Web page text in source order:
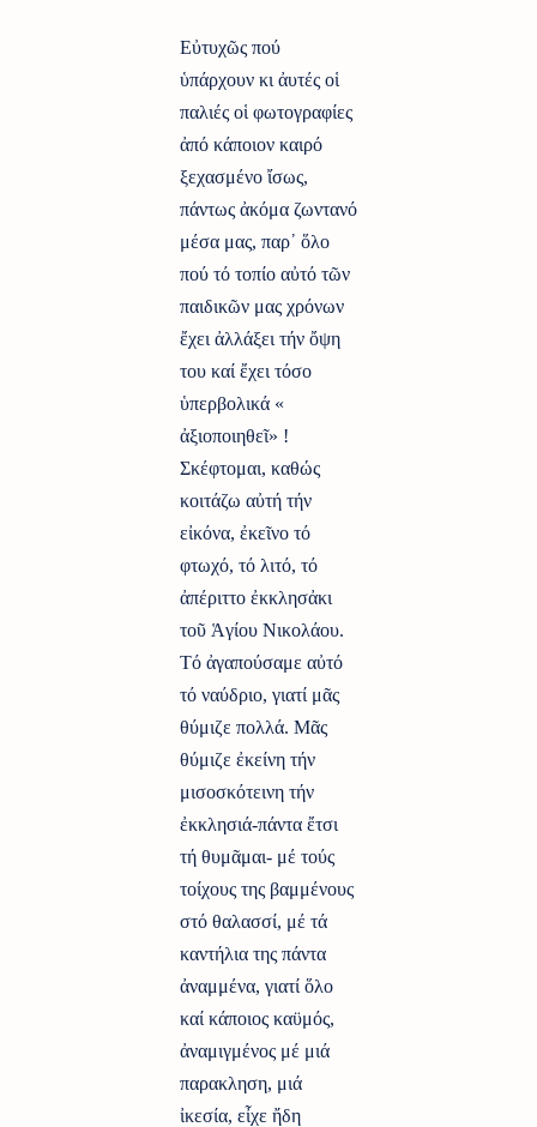
Εὐτυχῶς πού
ὑπάρχουν κι ἀυτές οἱ
παλιές οἱ φωτογραφίες
ἀπό κάποιον καιρό
ξεχασμένο ἴσως,
πάντως ἀκόμα ζωντανό
μέσα μας, παρ᾿ ὅλο
πού τό τοπίο αὐτό τῶν
παιδικῶν μας χρόνων
ἔχει ἀλλάξει τήν ὄψη
του καί ἔχει τόσο
ὑπερβολικά «
ἀξιοποιηθεῖ» !
Σκέφτομαι, καθώς
κοιτάζω αὐτή τήν
εἰκόνα, ἐκεῖνο τό
φτωχό, τό λιτό, τό
ἀπέριττο ἐκκλησἀκι
τοῦ Ἁγίου Νικολάου.
Τό ἀγαπούσαμε αὐτό
τό ναύδριο, γιατί μᾶς
θύμιζε πολλά. Μᾶς
θύμιζε ἐκείνη τήν
μισοσκότεινη τήν
ἐκκλησιά-πάντα ἔτσι
τή θυμᾶμαι- μέ τούς
τοίχους της βαμμένους
στό θαλασσί, μέ τά
καντήλια της πάντα
ἀναμμένα, γιατί ὅλο
καί κάποιος καϋμός,
ἀναμιγμένος μέ μιά
παρακληση, μιά
ἰκεσία, εἶχε ἤδη